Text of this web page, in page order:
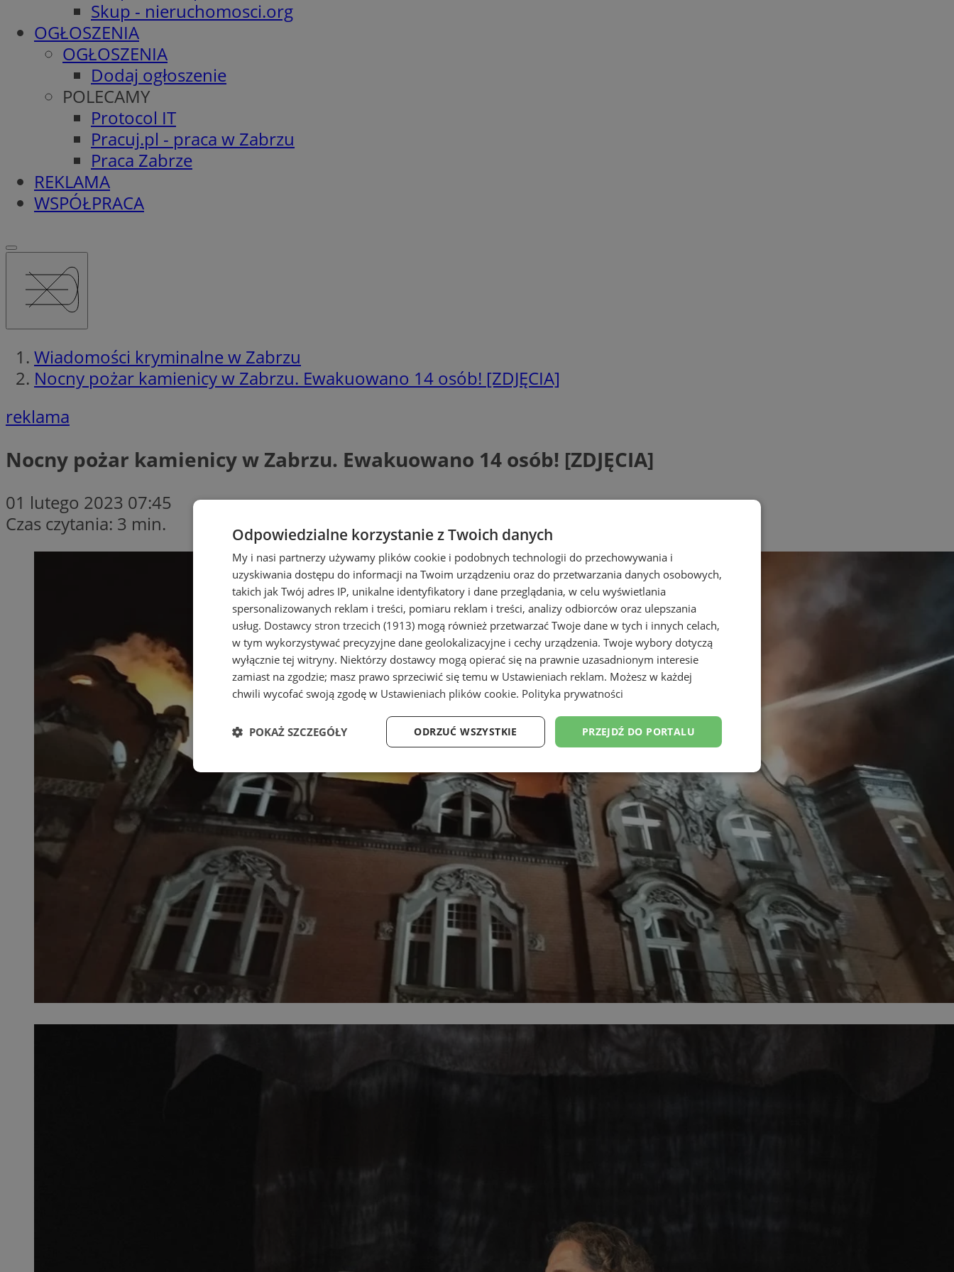
Skup - nieruchomosci.org
OGŁOSZENIA
OGŁOSZENIA
Dodaj ogłoszenie
POLECAMY
Protocol IT
Pracuj.pl - praca w Zabrzu
Praca Zabrze
REKLAMA
WSPÓŁPRACA
Wiadomości kryminalne w Zabrzu
Nocny pożar kamienicy w Zabrzu. Ewakuowano 14 osób! [ZDJĘCIA]
reklama
Nocny pożar kamienicy w Zabrzu. Ewakuowano 14 osób! [ZDJĘCIA]
01 lutego 2023 07:45
Czas czytania: 3 min.
Odpowiedzialne korzystanie z Twoich danych
My i nasi partnerzy używamy plików cookie i podobnych technologii do przechowywania i
uzyskiwania dostępu do informacji na Twoim urządzeniu oraz do przetwarzania danych osobowych,
takich jak Twój adres IP, unikalne identyfikatory i dane przeglądania, w celu wyświetlania
spersonalizowanych reklam i treści, pomiaru reklam i treści, analizy odbiorców oraz ulepszania
usług. Dostawcy stron trzecich (1913) mogą również przetwarzać Twoje dane w tych i innych celach,
w tym wykorzystywać precyzyjne dane geolokalizacyjne i cechy urządzenia. Twoje wybory dotyczą
wyłącznie tej witryny. Niektórzy dostawcy mogą opierać się na prawnie uzasadnionym interesie
zamiast na zgodzie; masz prawo sprzeciwić się temu w Ustawieniach reklam. Możesz w każdej
chwili wycofać swoją zgodę w Ustawieniach plików cookie. Polityka prywatności
PRZEJDŹ DO PORTALU
ODRZUĆ WSZYSTKIE
POKAŻ SZCZEGÓŁY
Niezbędne Wydajność Targetowanie Funkcjonalność Niesklasyfikowane
Targetowanie Niesklasyfikowane
Niezbędne pliki cookie umożliwiają korzystanie z podstawowych funkcji strony internetowej, takich jak logowanie użytkownika i
zarządzanie kontem. Bez niezbędnych plików cookie nie można prawidłowo korzystać ze strony internetowej.
Nazwa
Provider
Okres
Opis
SessID zabrze.com.pl
Ten plik cookie przechowuje identyfikator sesji.
QeSessID
zabrze.com.pl 1 rok
Ten plik cookie przechowuje identyfikator sesji.
__cf_bm
29 minut 53
Ten plik cookie służy do rozróżniania ludzi i botów. Jest
wizytach. Dzięki temu użytkownik nie musi ponownie
konfigurować swoich preferencji, co zwiększa wygodę i
zgodność z regulacjami ochrony danych.